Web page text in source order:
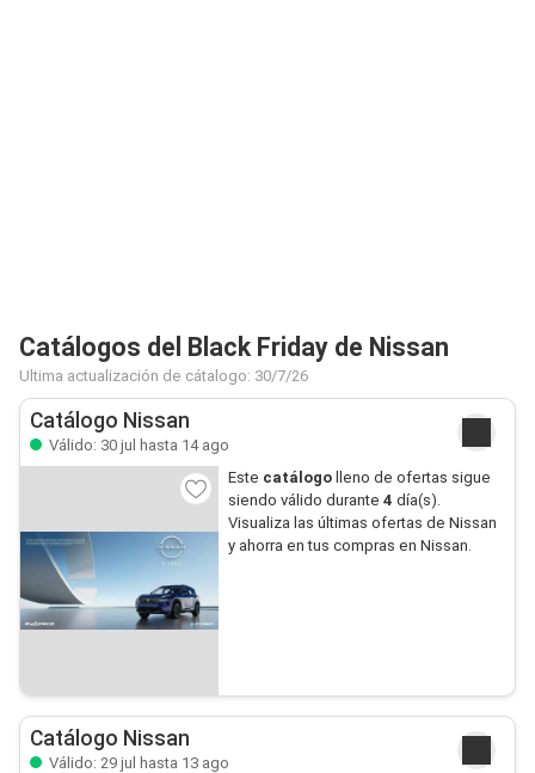
Catálogos del Black Friday de Nissan
Ultima actualización de cátalogo: 30/7/26
Catálogo Nissan
Válido: 30 jul hasta 14 ago
Este catálogo lleno de ofertas sigue
siendo válido durante 4 día(s).
Visualiza las últimas ofertas de Nissan
y ahorra en tus compras en Nissan.
Catálogo Nissan
Válido: 29 jul hasta 13 ago